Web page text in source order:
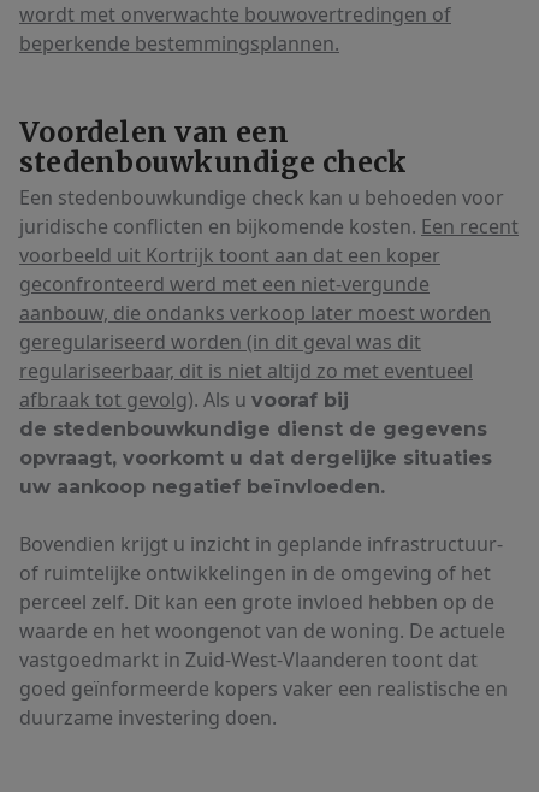
wordt met onverwachte bouwovertredingen of
beperkende bestemmingsplannen.
Voordelen van een
stedenbouwkundige check
Een stedenbouwkundige check kan u behoeden voor
juridische conflicten en bijkomende kosten. Een recent
voorbeeld uit Kortrijk toont aan dat een koper
geconfronteerd werd met een niet-vergunde
aanbouw, die ondanks verkoop later moest worden
geregulariseerd worden (in dit geval was dit
regulariseerbaar, dit is niet altijd zo met eventueel
afbraak tot gevolg). Als u vooraf bij
de stedenbouwkundige dienst de gegevens
opvraagt, voorkomt u dat dergelijke situaties
uw aankoop negatief beïnvloeden.
Bovendien krijgt u inzicht in geplande infrastructuur-
of ruimtelijke ontwikkelingen in de omgeving of het
perceel zelf. Dit kan een grote invloed hebben op de
waarde en het woongenot van de woning. De actuele
vastgoedmarkt in Zuid-West-Vlaanderen toont dat
goed geïnformeerde kopers vaker een realistische en
duurzame investering doen.